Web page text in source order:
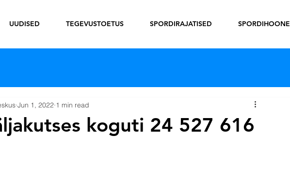
UUDISED TEGEVUSTOETUS SPORDIRAJATISED SPORDIHOONE
koguti 24 527 616
Jun 1, 2022 1 min read